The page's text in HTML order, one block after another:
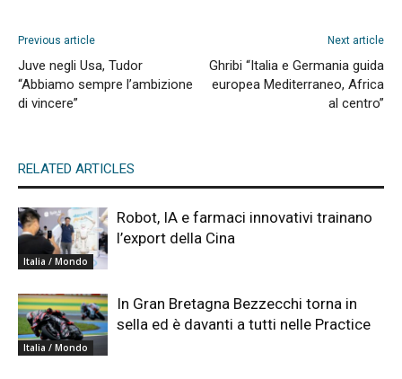
Previous article
Juve negli Usa, Tudor
“Abbiamo sempre l’ambizione
di vincere”
Next article
Ghribi “Italia e Germania guida
europea Mediterraneo, Africa
al centro”
RELATED ARTICLES
Italia / Mondo
Robot, IA e farmaci innovativi trainano
l’export della Cina
Italia / Mondo
In Gran Bretagna Bezzecchi torna in
sella ed è davanti a tutti nelle Practice